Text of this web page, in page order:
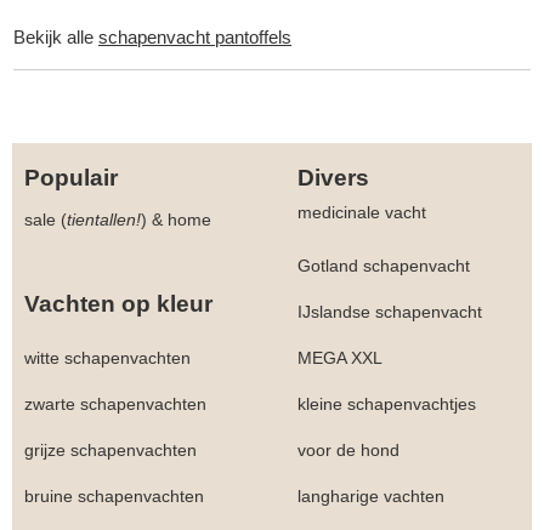
Bekijk alle schapenvacht pantoffels
Populair Divers
sale (tientallen!) & home medicinale vacht
Gotland schapenvacht
Vachten op kleur IJslandse schapenvacht
witte schapenvachten MEGA XXL
zwarte schapenvachten kleine schapenvachtjes
grijze schapenvachten voor de hond
bruine schapenvachten langharige vachten